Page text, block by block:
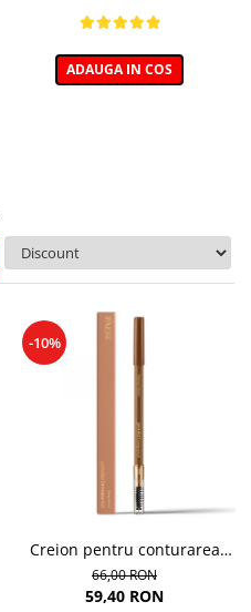
ADAUGA IN COS
-10%
Creion pentru conturarea
sprancenelor, Powder Brow
Pencil, nuanta Honey Blond -
66,00 RON
59,40 RON